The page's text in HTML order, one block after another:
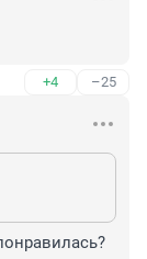
+4 –25